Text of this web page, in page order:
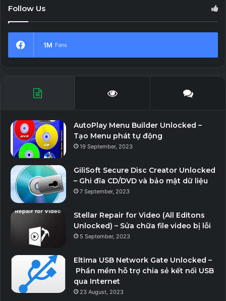
Tối thiểu:
Hệ điều hành: Windows 7 SP1 64-bit, Windows 10
Bộ nhớ: RAM 8 GB
760 (Windows 10) | NVIDIA GeForce GTX 1050
(Windows 7)
DirectX: Phiên bản 11
Lưu trữ: 19 GB dung lượng khả dụng
Card âm thanh: Tương thích DirectX
Khuyến khích:
Hướng dẫn cài đặt The Moon Hell:
Giải nén / Cài đặt.
Crack nếu cần.
Play game.
Follow Us
1M Fans
AutoPlay Menu Builder Unlocked –
Tạo Menu phát tự động
19 September, 2023
GiliSoft Secure Disc Creator Unlocked
– Ghi đĩa CD/DVD và bảo mật dữ liệu
7 September, 2023
Stellar Repair for Video (All Editons
Unlocked) – Sửa chữa file video bị lỗi
5 September, 2023
Eltima USB Network Gate Unlocked –
Phần mềm hỗ trợ chia sẻ kết nối USB
qua Internet
23 August, 2023